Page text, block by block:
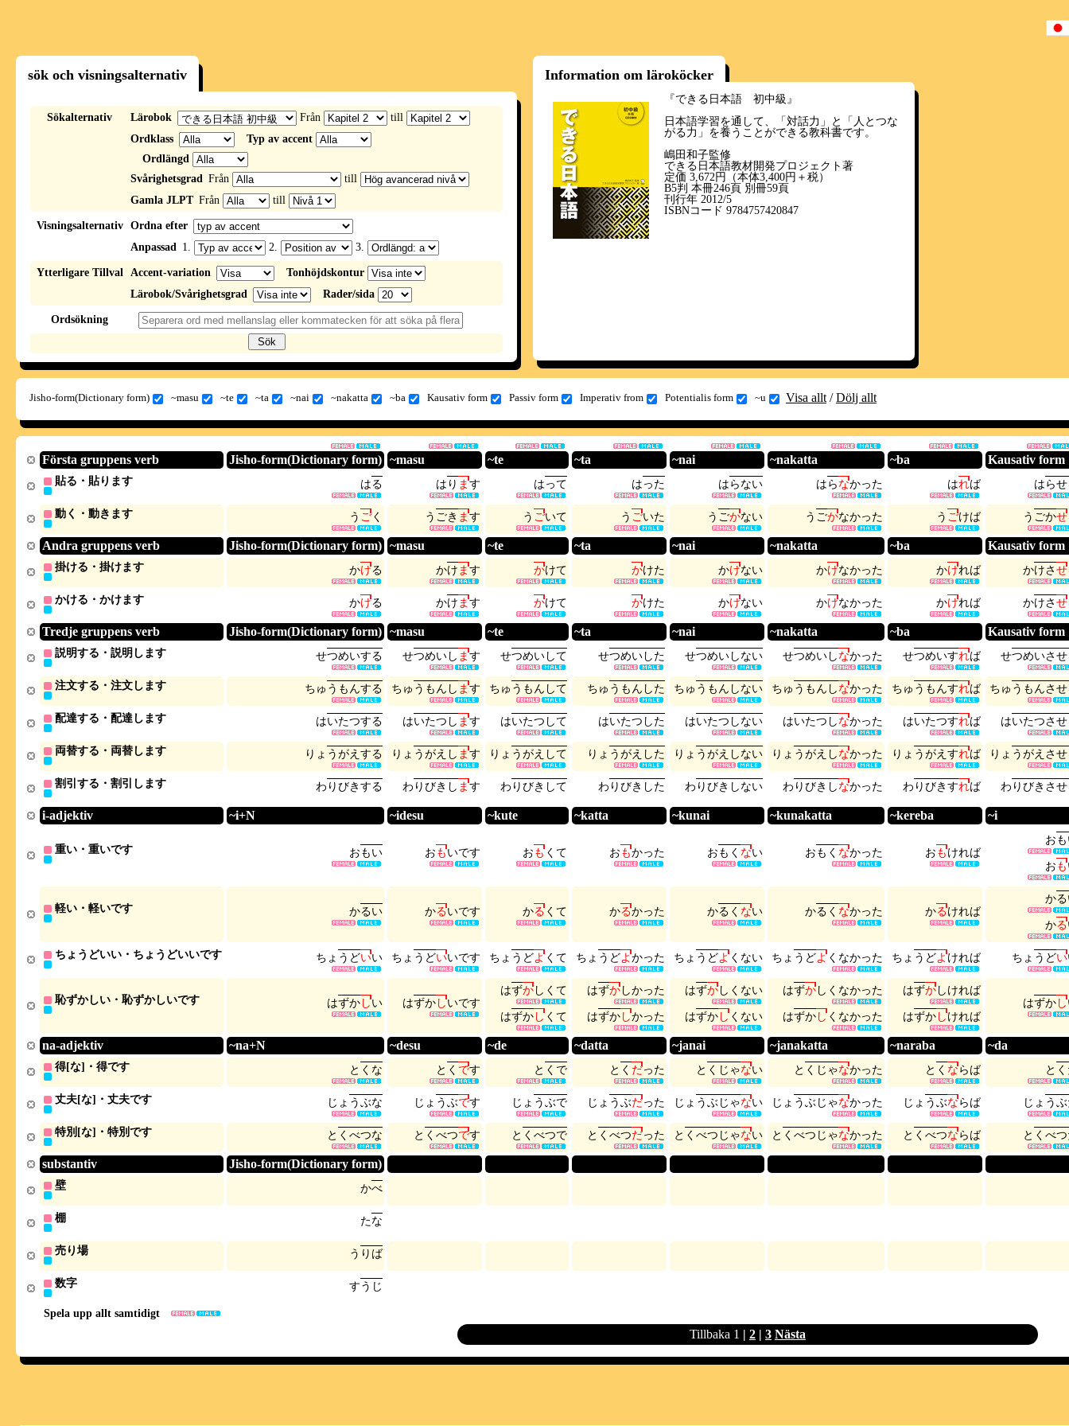
sök och visningsalternativ
Sökalternativ Lärobok Från
till
Ordklass
Typ av accent
Ordlängd
Svårighetsgrad Från
till
Gamla JLPT Från till
Visningsalternativ
Ordna efter
Anpassad 1. 2. 3.
Ytterligare Tillval Accent-variation
Tonhöjdskontur
Lärobok/Svårighetsgrad
Rader/sida
Ordsökning
Information om läroköcker
『できる日本語 初中級』
日本語学習を通して、「対話力」と「人とつな
がる力」を養うことができる教科書です。
嶋田和子監修
できる日本語教材開発プロジェクト著
定価 3,672円（本体3,400円＋税）
B5判 本冊246頁 別冊59頁
刊行年 2012/5
ISBNコード 9784757420847
Jisho-form(Dictionary form) ~masu ~te ~ta ~nai ~nakatta ~ba Kausativ form Passiv form Imperativ from Potentialis form ~u Visa allt /Dölj allt
Första gruppens verb Jisho-form(Dictionary form) ~masu ~te ~ta ~nai ~nakatta ~ba Kausativ form
Spela upp allt samtidigt
貼る・貼ります はる は り ます はって はった はらない はらなかった はれば はらせ
動く・動きます う ごく う ごき ます う ごいて う ごいた う ごかない う ごかなかった う ごけば う ごかせ
Andra gruppens verb Jisho-form(Dictionary form) ~masu ~te ~ta ~nai ~nakatta ~ba Kausativ form
掛ける・掛けます かける かけ ます かけて かけた かけない かけなかった かければ かけさせ
かける・かけます かける かけ ます かけて かけた かけない かけなかった かければ かけさせ
Tredje gruppens verb Jisho-form(Dictionary form) ~masu ~te ~ta ~nai ~nakatta ~ba Kausativ form
説明する・説明します せつめいする せつめいし ます せつめいして せつめいした せつめいしない せつめいしなかった せつめいすれば せつめいさせ
注文する・注文します ちゅ う も んする ちゅ う も ん し ます ちゅ う も ん して ちゅ う も ん した ちゅ う も ん しない ちゅ う も ん しなかった ちゅ う も んすれば ちゅ う も んさせ
配達する・配達します はいたつする はいたつ し ます はいたつ して はいたつ した はいたつ しない はいたつ しなかった はいたつすれば はいたつさせ
両替する・両替します り ょ うがえ する り ょ うがえ し ます り ょ うがえ して り ょ うがえ した り ょ うがえ しない り ょ うがえ しなかった り ょ うがえ すれば り ょ うがえ させ
割引する・割引します わ りびきする わ りびき し ます わ りびき して わ りびき した わ りびき しない わ りびき しなかった わ りびきすれば わ りびき させ
i-adjektiv ~i+N ~idesu ~kute ~katta ~kunai ~kunakatta ~kereba ~i
重い・重いです おもい おもいです おもく て おもかった おも く ない おも く なかった おもければ
おも
おも
軽い・軽いです かるい かるいです かるく て かるかった かる く ない かる く なかった かるければ
かる
かる
ちょうどいい・ちょうどいいです ち ょ う どいい ち ょ う どいいです ち ょ う どよく て ち ょ う どよかった ち ょ う どよく ない ち ょ う どよく なかった ち ょ う どよければ ち ょ う どい
恥ずかしい・恥ずかしいです はずかしい はずかしいです
はずかし く て
はずかしく て
はずかしかった
はずかしかった
はずかし く ない
はずかしく ない
はずかし く なかった
はずかしく なかった
はずかしければ
はずかしければ
はずかし
na-adjektiv ~na+N ~desu ~de ~datta ~janai ~janakatta ~naraba ~da
得[な]・得です と く な と く です と く で と く だった と く じ ゃない と く じ ゃなかった と く ならば と く
丈夫[な]・丈夫です じ ょ うぶな じ ょ うぶです じ ょ うぶで じ ょ うぶだった じ ょ うぶ じ ゃない じ ょ うぶ じ ゃなかった じ ょ うぶならば じ ょ うぶ
特別[な]・特別です と く べつな と く べつです と く べつで と く べつだった と く べつ じ ゃない と く べつ じ ゃなかった と く べつならば と く べつ
substantiv Jisho-form(Dictionary form)
壁 かべ
棚 たな
売り場 う り ば
数字 すう じ
Tillbaka 1 | 2 | 3 Nästa